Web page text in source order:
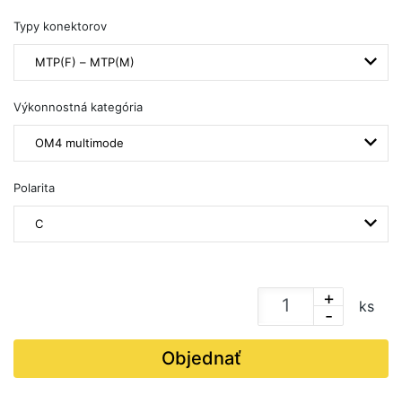
Typy konektorov
MTP(F) – MTP(M)
Výkonnostná kategória
OM4 multimode
Polarita
C
+
-
ks
Objednať